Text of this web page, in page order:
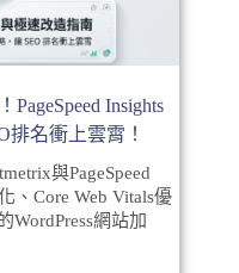
PageSpeed Insights
排名衝上雲霄！
與PageSpeed
、Core Web Vitals優
WordPress網站加